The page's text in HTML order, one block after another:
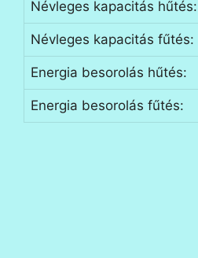
Névleges kapacitás hűtés:
Névleges kapacitás fűtés:
Energia besorolás hűtés:
Energia besorolás fűtés: